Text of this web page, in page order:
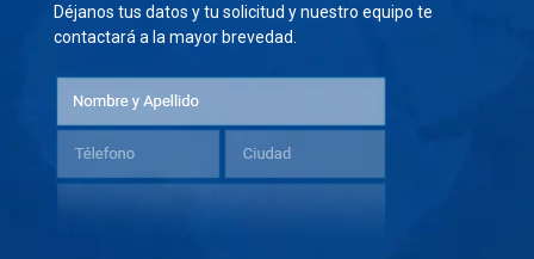
Déjanos tus datos y tu solicitud y nuestro equipo te
contactará a la mayor brevedad.